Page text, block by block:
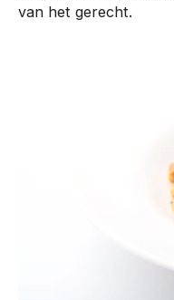
van het gerecht.